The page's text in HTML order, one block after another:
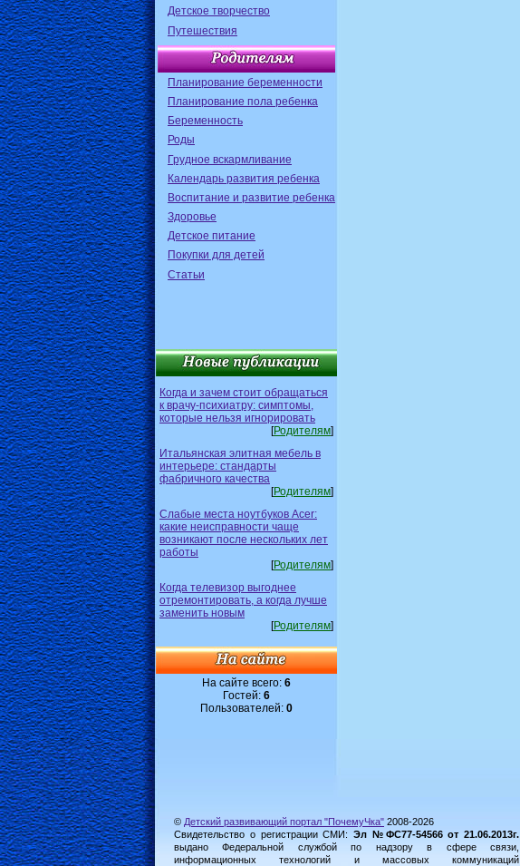
Детское творчество
Путешествия
Планирование беременности
Планирование пола ребенка
Беременность
Роды
Грудное вскармливание
Календарь развития ребенка
Воспитание и развитие ребенка
Здоровье
Детское питание
Покупки для детей
Статьи
Когда и зачем стоит обращаться
к врачу-психиатру: симптомы,
которые нельзя игнорировать
[Родителям]
Итальянская элитная мебель в
интерьере: стандарты
фабричного качества
[Родителям]
Слабые места ноутбуков Acer:
какие неисправности чаще
возникают после нескольких лет
работы
[Родителям]
Когда телевизор выгоднее
отремонтировать, а когда лучше
заменить новым
[Родителям]
На сайте всего: 6
Гостей: 6
Пользователей: 0
© Детский развивающий портал "ПочемуЧка" 2008-2026
Свидетельство о регистрации СМИ: Эл №ФС77-54566 от 21.06.2013г.
выдано Федеральной службой по надзору в сфере связи,
информационных технологий и массовых коммуникаций